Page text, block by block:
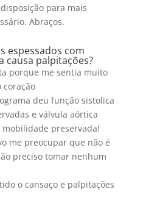
para mais
Abraços.
espessados com
causa palpitações?
porque me sentia muito
coração
deu função sistolica
e válvula aórtica
preservada!
me preocupar que não é
preciso tomar nenhum
o cansaço e palpitações